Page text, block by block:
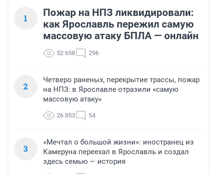
1
Пожар на НПЗ ликвидировали:
как Ярославль пережил самую
массовую атаку БПЛА — онлайн
52 658 296
2
Четверо раненых, перекрытие трассы, пожар
на НПЗ: в Ярославле отразили «самую
массовую атаку»
26 853 54
3
«Мечтал о большой жизни»: иностранец из
Камеруна переехал в Ярославль и создал
здесь семью — история